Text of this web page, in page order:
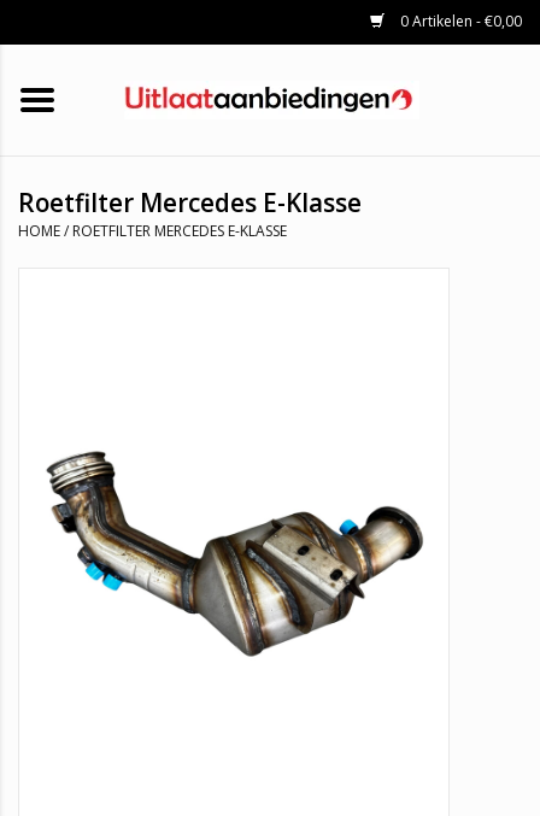
0 Artikelen - €0,00
HOME
KATALYSATOREN
UNIVERSELE UITLAATDELEN
Roetfilter Mercedes E-Klasse
HOME/ ROETFILTER MERCEDES E-KLASSE